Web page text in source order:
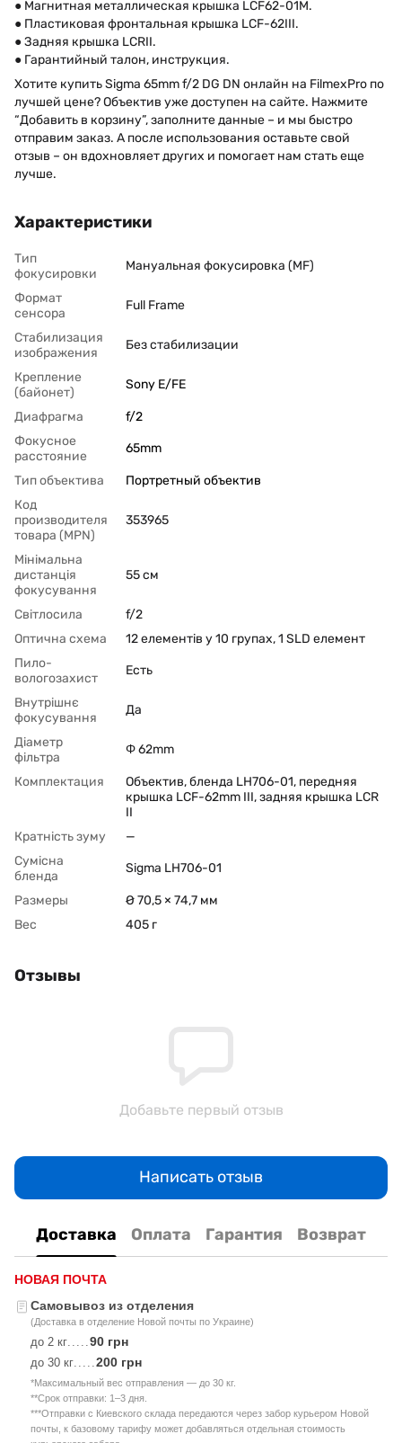
● Магнитная металлическая крышка LCF62-01M.
● Пластиковая фронтальная крышка LCF-62III.
● Задняя крышка LCRII.
● Гарантийный талон, инструкция.
Хотите купить Sigma 65mm f/2 DG DN онлайн на FilmexPro по
лучшей цене? Объектив уже доступен на сайте. Нажмите
“Добавить в корзину”, заполните данные – и мы быстро
отправим заказ. А после использования оставьте свой
отзыв – он вдохновляет других и помогает нам стать еще
лучше.
Характеристики
Тип
фокусировки
Мануальная фокусировка (MF)
Формат
сенсора
Full Frame
Стабилизация
изображения
Без стабилизации
Крепление
(байонет)
Sony E/FE
Диафрагма
f/2
Фокусное
расстояние
65mm
Тип объектива
Портретный объектив
Код
производителя
товара (MPN)
353965
Мінімальна
дистанція
фокусування
55 см
Світлосила
f/2
Оптична схема
12 елементів у 10 групах, 1 SLD елемент
Пило-
вологозахист
Есть
Внутрішнє
фокусування
Да
Діаметр
фільтра
Φ 62mm
Комплектация
Объектив, бленда LH706-01, передняя
крышка LCF-62mm III, задняя крышка LCR
II
Кратність зуму
—
Сумісна
бленда
Sigma LH706-01
Размеры
Ø 70,5 × 74,7 мм
Вес
405 г
Отзывы
Добавьте первый отзыв
Написать отзыв
Доставка Оплата Гарантия Возврат
НОВАЯ ПОЧТА
Самовывоз из отделения
(Доставка в отделение Новой почты по Украине)
до 2 кг 90 грн
до 30 кг 200 грн
*Максимальный вес отправления — до 30 кг.
**Срок отправки: 1–3 дня.
***Отправки с Киевского склада передаются через забор курьером Новой
почты, к базовому тарифу может добавляться отдельная стоимость